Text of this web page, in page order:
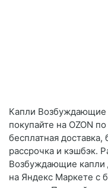
Капли
покупайте на OZON
бесплатная
рассрочка и кэшбэк.
Возбуждающие
на Яндекс Маркете с